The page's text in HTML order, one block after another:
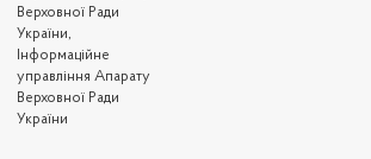
Верховної Ради
України,
Інформаційне
управління Апарату
Верховної Ради
України